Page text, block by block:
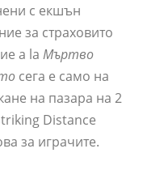
с екшън
за страховито
a la Мъртво
сега е само на
на пазара на 2
Distance
за играчите.